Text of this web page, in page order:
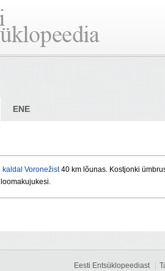
ENE
kaldal Voronežist40 km lõunas. Kostjonki
Eesti Entsüklopeediast